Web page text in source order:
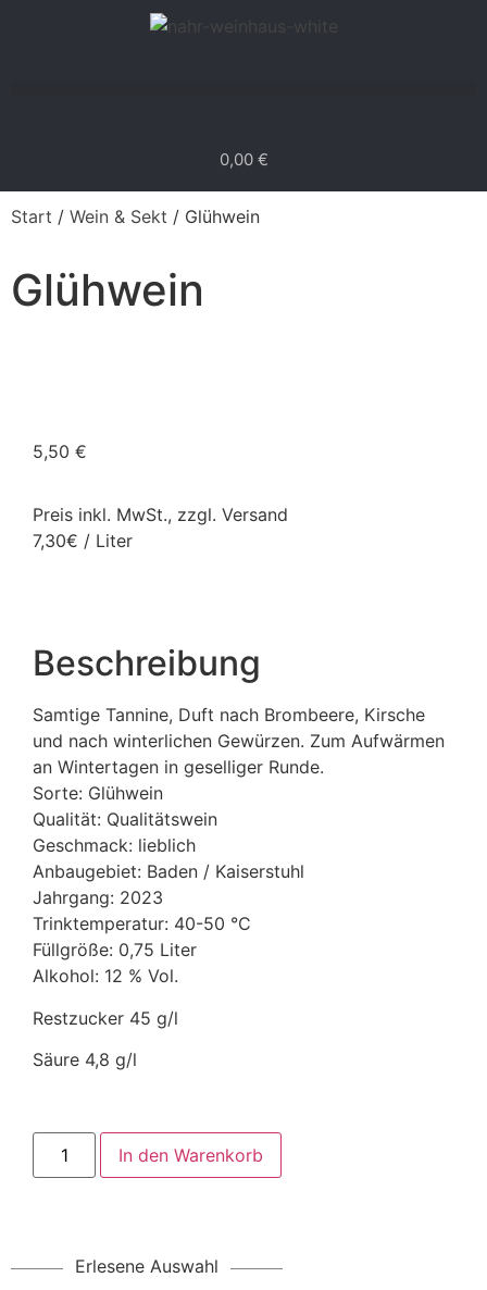
0,00 €
Start / Wein & Sekt / Glühwein
Glühwein
5,50 €
Preis inkl. MwSt., zzgl. Versand
7,30€ / Liter
Beschreibung
Samtige Tannine, Duft nach Brombeere, Kirsche
und nach winterlichen Gewürzen. Zum Aufwärmen
an Wintertagen in geselliger Runde.
Sorte: Glühwein
Qualität: Qualitätswein
Geschmack: lieblich
Anbaugebiet: Baden / Kaiserstuhl
Jahrgang: 2023
Trinktemperatur: 40-50 °C
Füllgröße: 0,75 Liter
Alkohol: 12 % Vol.
Restzucker 45 g/l
Säure 4,8 g/l
In den Warenkorb
Erlesene Auswahl